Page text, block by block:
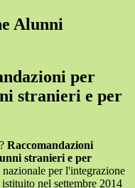
Alunni
per
stranieri e per
Raccomandazioni
stranieri e per
per l'integrazione
nel settembre 2014